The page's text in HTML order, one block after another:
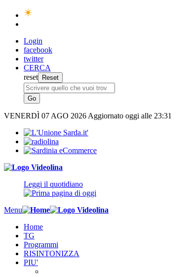
Login
facebook
twitter
CERCA
reset
VENERDÌ 07 AGO 2026 Aggiornato oggi alle 23:31
Leggi il quotidiano
Menu
Home
TG
Programmi
RISINTONIZZA
PIU'